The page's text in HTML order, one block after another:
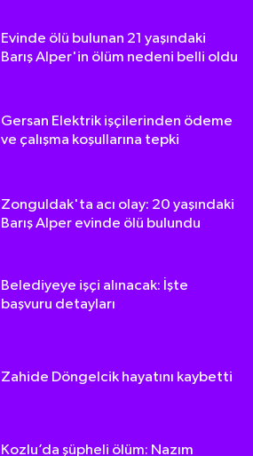
Evinde ölü bulunan 21 yaşındaki
Barış Alper'in ölüm nedeni belli oldu
Gersan Elektrik işçilerinden ödeme
ve çalışma koşullarına tepki
Zonguldak'ta acı olay: 20 yaşındaki
Barış Alper evinde ölü bulundu
Belediyeye işçi alınacak: İşte
başvuru detayları
Zahide Döngelcik hayatını kaybetti
Kozlu’da şüpheli ölüm: Nazım